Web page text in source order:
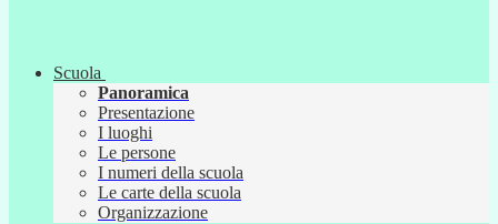
Scuola
Panoramica
Presentazione
I luoghi
Le persone
I numeri della scuola
Le carte della scuola
Organizzazione